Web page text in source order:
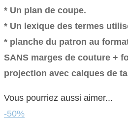
* Un plan de coupe.
* Un lexique des termes
* planche du patron au
SANS marges de couture +
projection avec calques de
Vous pourriez aussi aimer...
-50%